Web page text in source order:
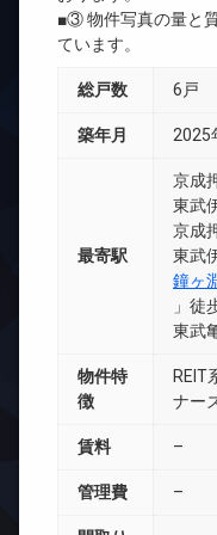
■③ 物件写真の量と
ています。
総戸数 6戸
築年月 2025
最寄駅
京成
東武
京成
東武
鐘ヶ
」徒
東武
物件特
徴
REIT
ナー
賃料 –
管理費 –